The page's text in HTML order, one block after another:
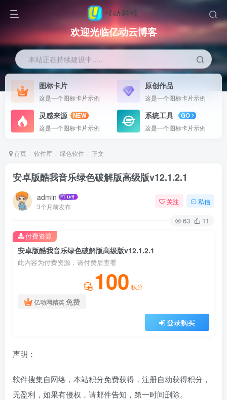
欢迎光临亿动云博客
本站正在持续建设中.....
图标卡片
这是一个图标卡片示例
原创作品
这是一个图标卡片示例
灵感来源
NEW
这是一个图标卡片示例
系统工具
GO
这是一个图标卡片示例
首页 软件库 绿色软件 正文
安卓版酷我音乐绿色破解版高级版v12.1.2.1
admin
3个月前发布
关注 私信
63 11
安卓版酷我音乐绿色破解版高级版v12.1.2.1
此内容为付费资源，请付费后查看
100 积分
亿动网精英免费
登录购买
付费资源
声明：
软件搜集自网络，本站积分免费获得，注册自动获得积分，
无盈利，如果有侵权，请邮件告知，第一时间删除。